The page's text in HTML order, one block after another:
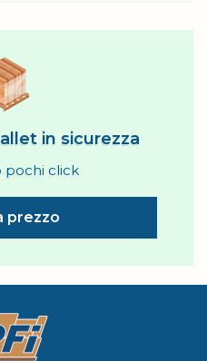
in sicurezza
pochi click
prezzo